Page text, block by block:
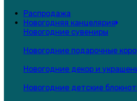
Распродажа
Новогодняя канцелярия
Новогодние сувениры
Новогодние подарочные
Новогодние декор и
Новогодние детские